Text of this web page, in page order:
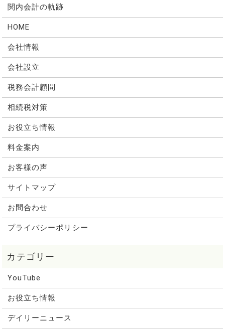
関内会計の軌跡
HOME
会社情報
会社設立
税務会計顧問
相続税対策
お役立ち情報
料金案内
お客様の声
サイトマップ
お問合わせ
プライバシーポリシー
YouTube
お役立ち情報
デイリーニュース